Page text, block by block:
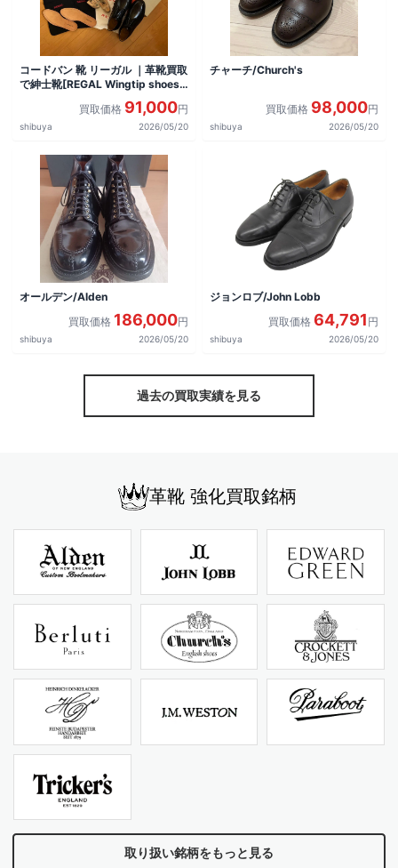
コードバン 靴 リーガル ｜革靴買取
で紳士靴[REGAL Wingtip shoes]
買取価格 91,000円
shibuya 2026/05/20
チャーチ/Church's
買取価格 98,000円
shibuya 2026/05/20
オールデン/Alden
買取価格 186,000円
shibuya 2026/05/20
ジョンロブ/John Lobb
買取価格 64,791 円
shibuya 2026/05/20
過去の買取実績を見る
革靴 強化買取銘柄
取り扱い銘柄をもっと見る